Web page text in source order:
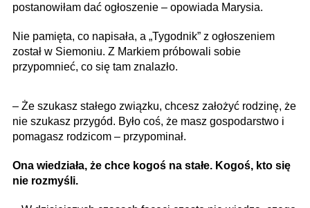
postanowiłam dać ogłoszenie – opowiada Marysia.
Nie pamięta, co napisała, a „Tygodnik” z ogłoszeniem
został w Siemoniu. Z Markiem próbowali sobie
przypomnieć, co się tam znalazło.
– Że szukasz stałego związku, chcesz założyć rodzinę, że
nie szukasz przygód. Było coś, że masz gospodarstwo i
pomagasz rodzicom – przypominał.
Ona wiedziała, że chce kogoś na stałe. Kogoś, kto się
nie rozmyśli.